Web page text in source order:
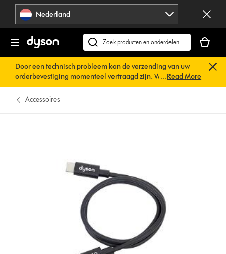
Navigatie
overslaan
Nederland
Zoek
op
dyson.nl
is
leeg
Door een technisch probleem kan de verzending van uw
orderbevestiging momenteel vertraagd zijn. We werken al
aan een snelle oplossing.U hoeft verder niets te doen. Uw
orderbevestiging wordt binnenkort automatisch naar u
...Read More
Accessoires